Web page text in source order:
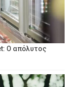
Ο απόλυτος